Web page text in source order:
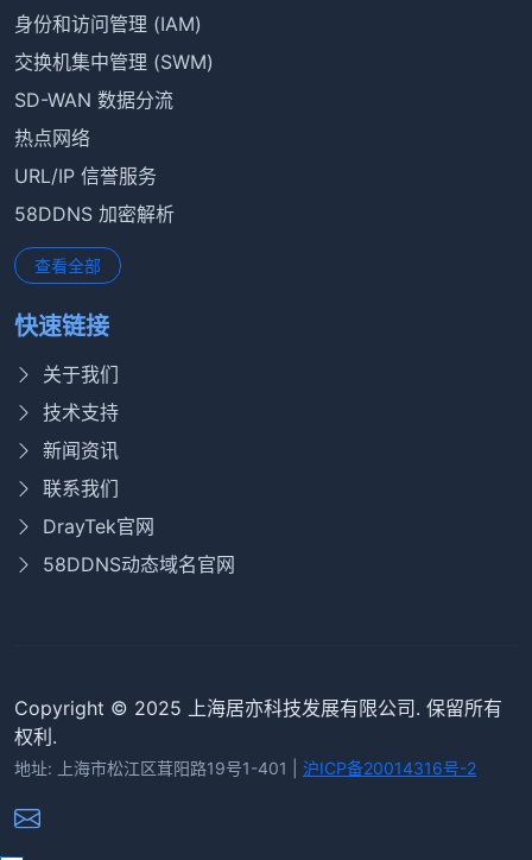
身份和访问管理 (IAM)
交换机集中管理 (SWM)
SD-WAN 数据分流
热点网络
URL/IP 信誉服务
58DDNS 加密解析
查看全部
快速链接
关于我们
技术支持
新闻资讯
联系我们
DrayTek官网
58DDNS动态域名官网
Copyright © 2025 上海居亦科技发展有限公司. 保留所有
权利.
地址: 上海市松江区茸阳路19号1-401 | 沪ICP备20014316号-2